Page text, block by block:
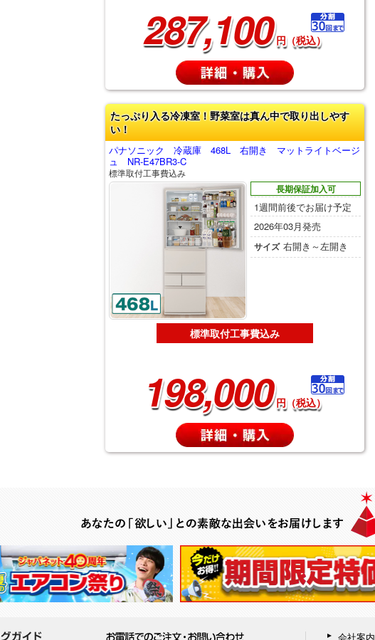
287,100 円（税込）
たっぷり入る冷凍室！野菜室は真ん中で取り出しやす
い！
パナソニック 冷蔵庫 468L 右開き マットライトベージ
ュ NR-E47BR3-C
標準取付工事費込み
長期保証加入可
1週間前後でお届け予定
2026年03月発売
サイズ 右開き～左開き
標準取付工事費込み
198,000 円（税込）
会社案内